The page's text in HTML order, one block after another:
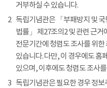
거부하실 수 있습니다.
2 독립기념관은 「부패방지 및
법률」 제27조의2 및 관련 근거
전문기간에 청렴도 조사를 위
있습니다. 다만, 이 경우에도 홈
있으며, 이후에도 청렴도 조사
3 독립기념관은 필요한 경우 정